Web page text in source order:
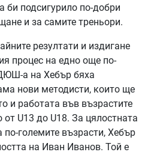
би подсигурило по-добри
и за самите треньори.
резултати и издигане
процес на едно още по-
а на Хебър бяха
нови методисти, които ще
и работата във възрастите
от U13 до U18. За цялостната
големите възрасти, Хебър
на Иван Иванов. Той е